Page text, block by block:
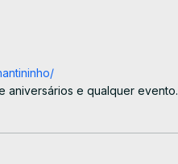
aniversários e qualquer evento.